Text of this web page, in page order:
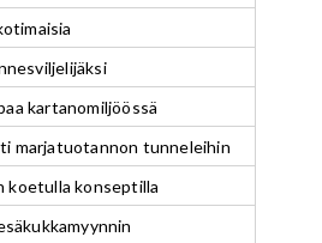
kartanomiljöössä
marjatuotannon tunneleihin
koetulla konseptilla